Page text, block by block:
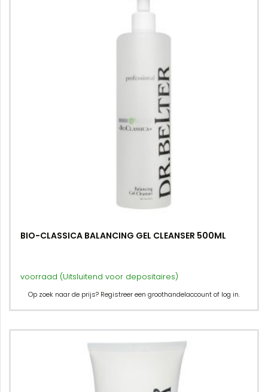
BIO-CLASSICA BALANCING GEL CLEANSER 500ML
voorraad (Uitsluitend voor depositaires)
Op zoek naar de prijs? Registreer een groothandelaccount of log in.